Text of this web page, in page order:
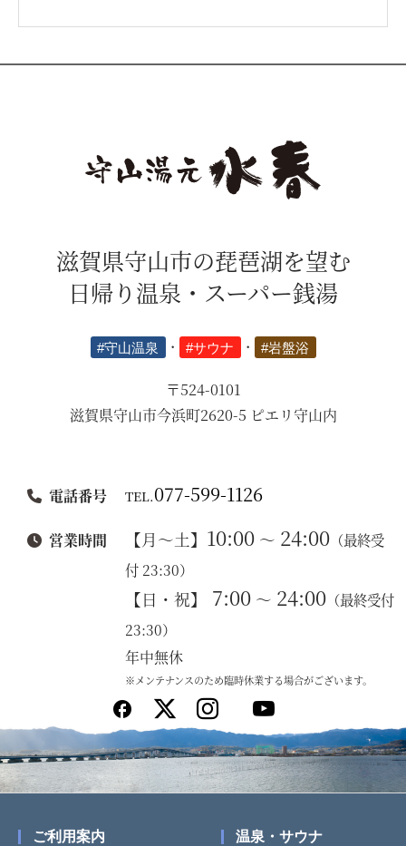
滋賀県守山市の琵琶湖を望む
日帰り温泉・スーパー銭湯
#守山温泉 ・ #サウナ ・ #岩盤浴
〒524-0101
滋賀県守山市今浜町2620-5 ピエリ守山内
電話番号 TEL.077-599-1126
営業時間 【月～土】 10:00～ 24:00（最終受
付 23:30）
【日・祝】 7:00～ 24:00（最終受付
23:30）
年中無休
※メンテナンスのため臨時休業する場合がございます。
ご利用案内 温泉・サウナ